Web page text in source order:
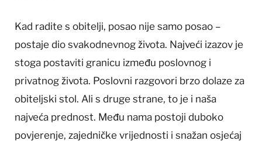
Kad radite s obitelji, posao nije samo posao –
postaje dio svakodnevnog života. Najveći izazov je
stoga postaviti granicu između poslovnog i
privatnog života. Poslovni razgovori brzo dolaze za
obiteljski stol. Ali s druge strane, to je i naša
najveća prednost. Među nama postoji duboko
povjerenje, zajedničke vrijednosti i snažan osjećaj